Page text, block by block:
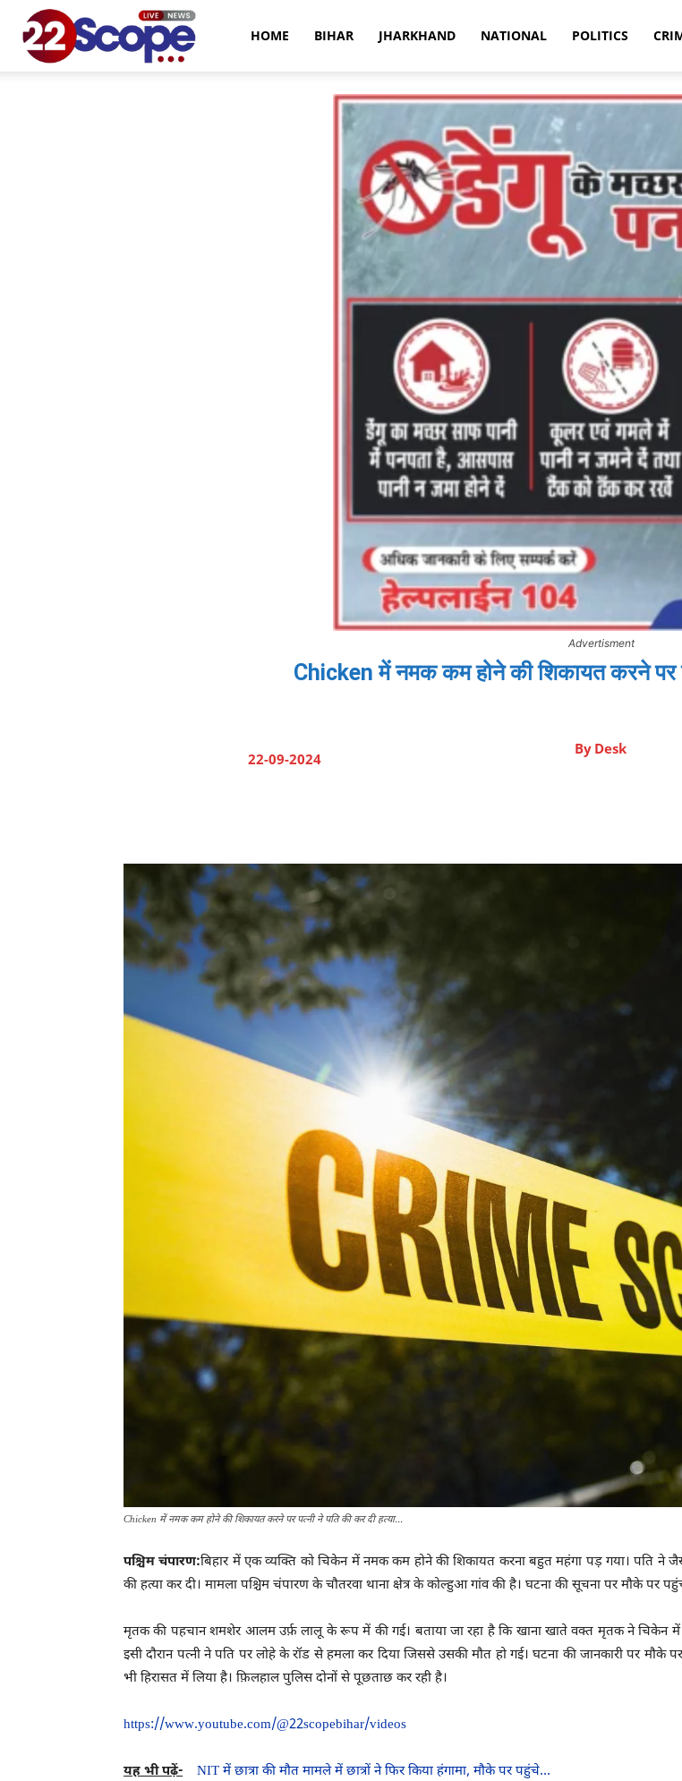
HOME BIHAR JHARKHAND NATIONAL POLITICS
Advertisment
Chicken में नमक कम होने की शिकायत करने पर
22-09-2024
By Desk
Chicken में नमक कम होने की शिकायत करने पर पत्नी ने पति की कर दी हत्या...
पश्चिम चंपारण:बिहार में एक व्यक्ति को चिकेन में नमक कम होने की शिकायत करना बहुत महंगा पड़ गया। पति ने
की हत्या कर दी। मामला पश्चिम चंपारण के चौतरवा थाना क्षेत्र के कोल्हुआ गांव की है। घटना की सूचना पर मौके पर
मृतक की पहचान शमशेर आलम उर्फ़ लालू के रूप में की गई। बताया जा रहा है कि खाना खाते वक्त मृतक ने चिकेन में
इसी दौरान पत्नी ने पति पर लोहे के रॉड से हमला कर दिया जिससे उसकी मौत हो गई। घटना की जानकारी पर
भी हिरासत में लिया है। फ़िलहाल पुलिस दोनों से पूछताछ कर रही है।
https://www.youtube.com/@22scopebihar/videos
यह भी पढ़ें- NIT में छात्रा की मौत मामले में छात्रों ने फिर किया हंगामा, मौके पर पहुंचे…